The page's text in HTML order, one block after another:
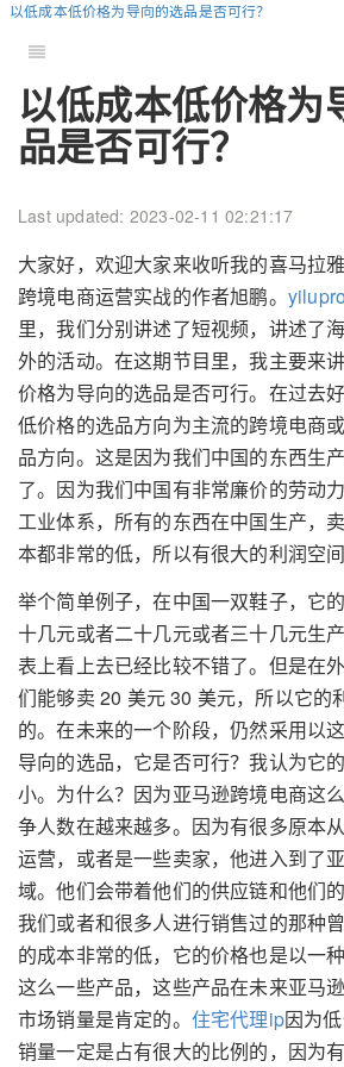
以低成本低价格为导向的选品是否可行？
以低成本低价格为
品是否可行？
Last updated: 2023-02-11 02:21:17
大家好，欢迎大家来收听我的喜马拉
跨境电商运营实战的作者旭鹏。
里，我们分别讲述了短视频，讲述了
外的活动。在这期节目里，我主要来
价格为导向的选品是否可行。在过去
低价格的选品方向为主流的跨境电商
品方向。这是因为我们中国的东西生
了。因为我们中国有非常廉价的劳动
工业体系，所有的东西在中国生产，
本都非常的低，所以有很大的利润空间
举个简单例子，在中国一双鞋子，它
十几元或者二十几元或者三十几元生
表上看上去已经比较不错了。但是在
们能够卖 20 美元 30 美元，所以它的
的。在未来的一个阶段，仍然采用以
导向的选品，它是否可行？我认为它
小。为什么？因为亚马逊跨境电商这
争人数在越来越多。因为有很多原本
运营，或者是一些卖家，他进入到了
域。他们会带着他们的供应链和他们
我们或者和很多人进行销售过的那种
的成本非常的低，它的价格也是以一
这么一些产品，这些产品在未来亚马
市场销量是肯定的。 住宅代理ip因为
销量一定是占有很大的比例的，因为